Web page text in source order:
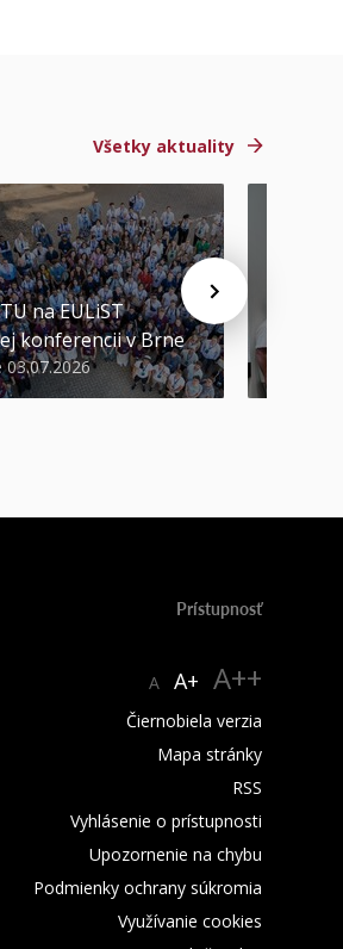
Všetky aktuality
na EULiST
konferencii v Brne
03.07.2026
Prístupnosť
A A+ A++
Čiernobiela verzia
Mapa stránky
RSS
Vyhlásenie o prístupnosti
Upozornenie na chybu
Podmienky ochrany súkromia
Využívanie cookies